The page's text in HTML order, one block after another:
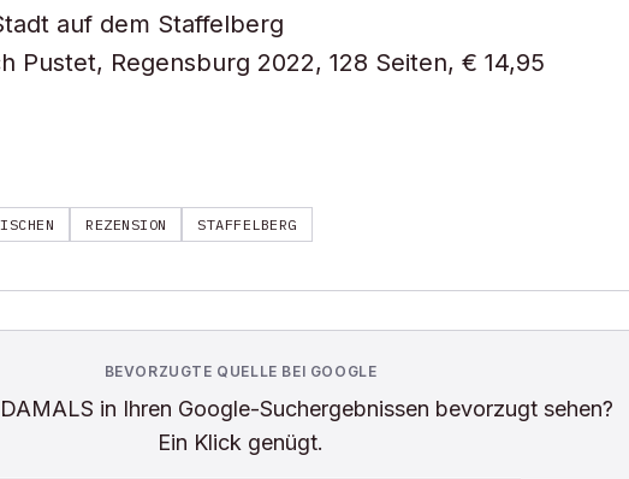
auf dem Staffelberg
Pustet, Regensburg 2022, 128 Seiten, € 14,95
REZENSION STAFFELBERG
BEVORZUGTE QUELLE BEI GOOGLE
DAMALS in Ihren Google-Suchergebnissen bevorzugt sehen?
Ein Klick genügt.